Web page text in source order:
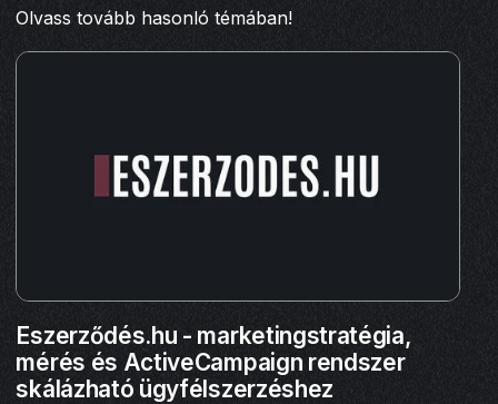
Olvass tovább hasonló témában!
Eszerződés.hu - marketingstratégia,
mérés és ActiveCampaign rendszer
skálázható ügyfélszerzéshez